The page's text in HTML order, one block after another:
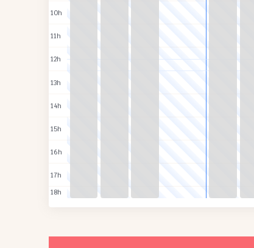
10h
11h
12h
13h
14h
15h
16h
17h
18h